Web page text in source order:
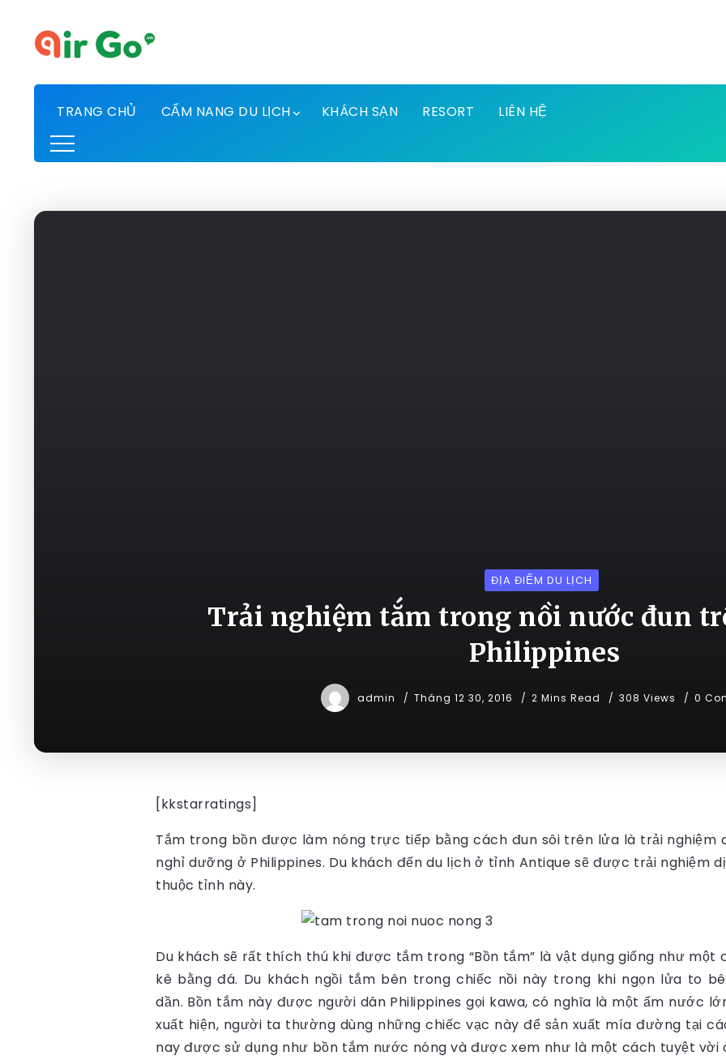
TRANG CHỦ CẨM NANG DU LỊCH KHÁCH SẠN RESORT LIÊN HỆ
ĐỊA ĐIỂM DU LỊCH
Trải nghiệm tắm trong nồi nước đun
Philippines
admin Tháng 12 30, 2016 2 Mins Read 308 Views 0
[kkstarratings]
Tắm trong bồn được làm nóng trực tiếp bằng cách đun sôi trên lửa là trải nghiệm
nghỉ dưỡng ở Philippines. Du khách đến du lịch ở tỉnh Antique sẽ được trải nghiệm
thuộc tỉnh này.
Du khách sẽ rất thích thú khi được tắm trong “Bồn tắm” là vật dụng giống như một
kê bằng đá. Du khách ngồi tắm bên trong chiếc nồi này trong khi ngọn lửa to
dần. Bồn tắm này được người dân Philippines gọi kawa, có nghĩa là một ấm nước
xuất hiện, người ta thường dùng những chiếc vạc này để sản xuất mía đường tại
nay được sử dụng như bồn tắm nước nóng và được xem như là một cách tuyệt vời